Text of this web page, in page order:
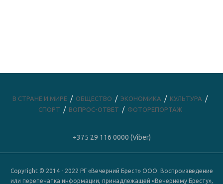
В СТРАНЕ И МИРЕ ОБЩЕСТВО ЭКОНОМИКА
КУЛЬТУРА
СПОРТ
ВОПРОС-ОТВЕТ ФОТОРЕПОРТАЖ
+375 29 116 0000 (Viber)
Copyright © 2014 - 2022 РГ «Вечерний Брест» ООО. Воспроизведение
или перепечатка информации, принадлежащей «Вечернему Бресту»,